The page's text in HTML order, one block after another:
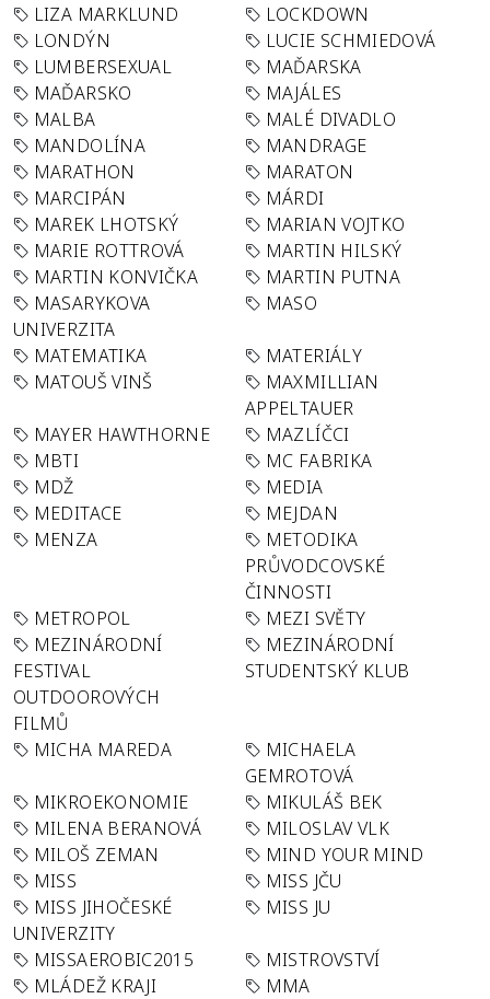
LIZA MARKLUND
LOCKDOWN
LONDÝN
LUCIE SCHMIEDOVÁ
LUMBERSEXUAL
MAĎARSKA
MAĎARSKO
MAJÁLES
MALBA
MALÉ DIVADLO
MANDOLÍNA
MANDRAGE
MARATHON
MARATON
MARCIPÁN
MÁRDI
MAREK LHOTSKÝ
MARIAN VOJTKO
MARIE ROTTROVÁ
MARTIN HILSKÝ
MARTIN KONVIČKA
MARTIN PUTNA
MASARYKOVA
UNIVERZITA
MASO
MATEMATIKA
MATERIÁLY
MATOUŠ VINŠ
MAXMILLIAN
APPELTAUER
MAYER HAWTHORNE
MAZLÍČCI
MBTI
MC FABRIKA
MDŽ
MEDIA
MEDITACE
MEJDAN
MENZA
METODIKA
PRŮVODCOVSKÉ
ČINNOSTI
METROPOL
MEZI SVĚTY
MEZINÁRODNÍ
FESTIVAL
OUTDOOROVÝCH
FILMŮ
MEZINÁRODNÍ
STUDENTSKÝ KLUB
MICHA MAREDA
MICHAELA
GEMROTOVÁ
MIKROEKONOMIE
MIKULÁŠ BEK
MILENA BERANOVÁ
MILOSLAV VLK
MILOŠ ZEMAN
MIND YOUR MIND
MISS
MISS JČU
MISS JIHOČESKÉ
UNIVERZITY
MISS JU
MISSAEROBIC2015
MISTROVSTVÍ
MLÁDEŽ KRAJI
MMA